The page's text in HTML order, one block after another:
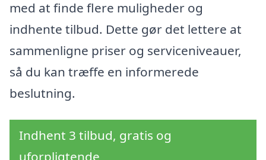
med at finde flere muligheder og
indhente tilbud. Dette gør det lettere at
sammenligne priser og serviceniveauer,
så du kan træffe en informerede
beslutning.
Indhent 3 tilbud, gratis og
uforpligtende